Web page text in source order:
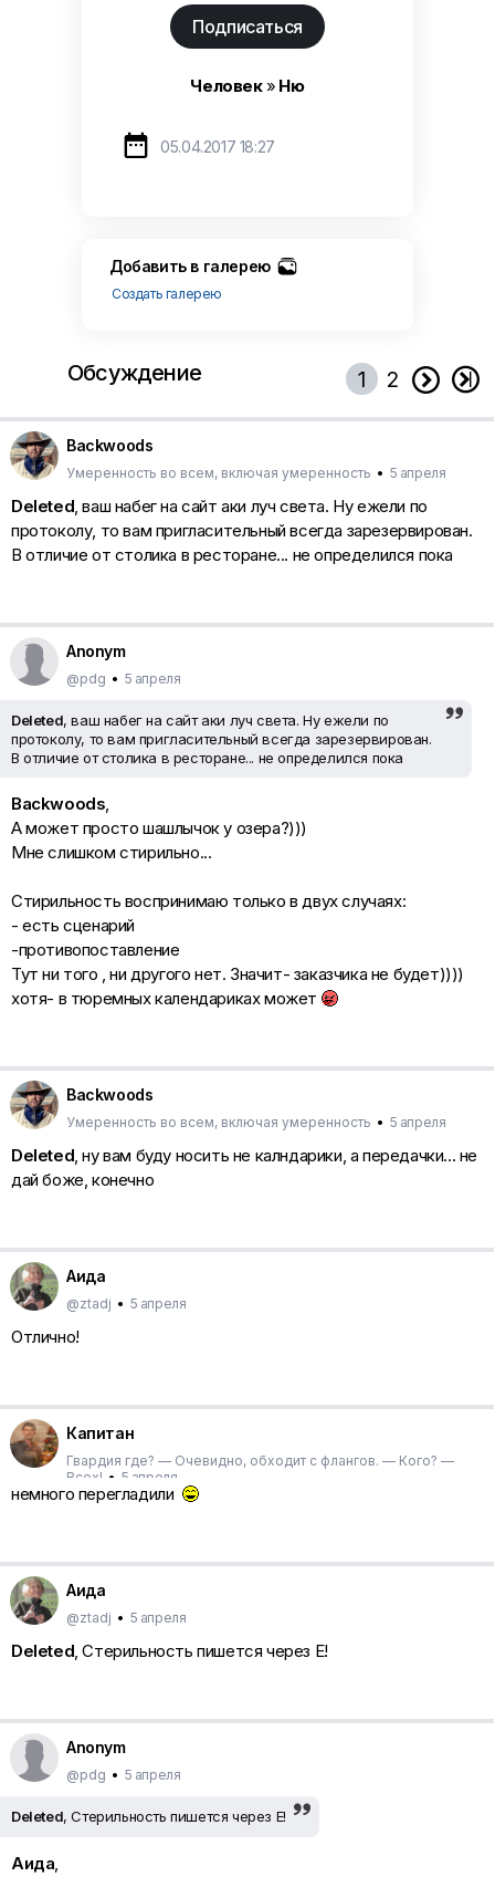
Подписаться
Человек» Ню
 05.04.2017 18:27
Добавить в галерею
Создать галерею
Обсуждение 1 2  
Backwoods
Умеренность во всем, включая умеренность • 5 апреля
Deleted, ваш набег на сайт аки луч света. Ну ежели по
протоколу, то вам пригласительный всегда зарезервирован.
В отличие от столика в ресторане... не определился пока
Anonym
@pdg • 5 апреля
Deleted, ваш набег на сайт аки луч света. Ну ежели по
протоколу, то вам пригласительный всегда зарезервирован.
В отличие от столика в ресторане... не определился пока
Backwoods,
А может просто шашлычок у озера?)))
Мне слишком стирильно...
Стирильность воспринимаю только в двух случаях:
- есть сценарий
-противопоставление
Тут ни того , ни другого нет. Значит- заказчика не будет))))
хотя- в тюремных календариках может
Backwoods
Умеренность во всем, включая умеренность • 5 апреля
Deleted, ну вам буду носить не калндарики, а передачки... не
дай боже, конечно
Аида
@ztadj • 5 апреля
Отлично!
Капитан
Гвардия где? — Очевидно, обходит с флангов. — Кого? —
Всех! • 5 апреля
немного перегладили
Аида
@ztadj • 5 апреля
Deleted, Стерильность пишется через Е!
Anonym
@pdg • 5 апреля
Deleted, Стерильность пишется через Е!
Аида,